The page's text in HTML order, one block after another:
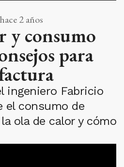
2 años
y consumo
para
ingeniero Fabricio
el consumo de
ola de calor y cómo